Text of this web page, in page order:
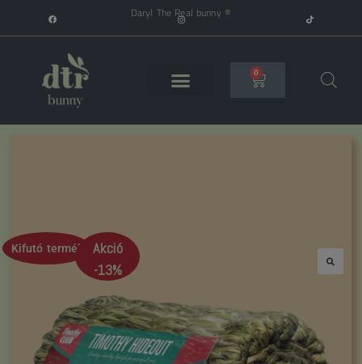
Daryl The Real bunny ®
0
Kifutó termék
Akció
-13%